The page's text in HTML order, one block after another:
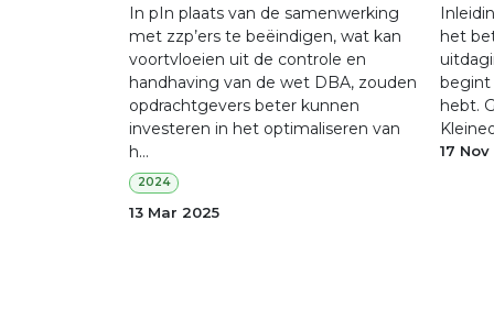
In pIn plaats van de samenwerking
met zzp’ers te beëindigen, wat kan
voortvloeien uit de controle en
handhaving van de wet DBA, zouden
opdrachtgevers beter kunnen
investeren in het optimaliseren van
h...
2024
13 Mar 2025
het
begint
hebt.
17